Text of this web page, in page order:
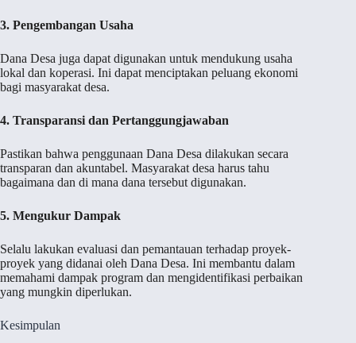
3. Pengembangan Usaha
Dana Desa juga dapat digunakan untuk mendukung usaha
lokal dan koperasi. Ini dapat menciptakan peluang ekonomi
bagi masyarakat desa.
4. Transparansi dan Pertanggungjawaban
Pastikan bahwa penggunaan Dana Desa dilakukan secara
transparan dan akuntabel. Masyarakat desa harus tahu
bagaimana dan di mana dana tersebut digunakan.
5. Mengukur Dampak
Selalu lakukan evaluasi dan pemantauan terhadap proyek-
proyek yang didanai oleh Dana Desa. Ini membantu dalam
memahami dampak program dan mengidentifikasi perbaikan
yang mungkin diperlukan.
Kesimpulan